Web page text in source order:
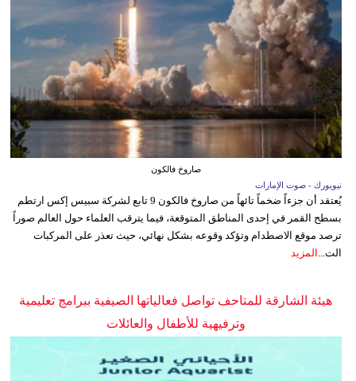
صاروخ فالكون
نيويورك - صوت الإمارات
يُعتقد أن جزءاً ضخماً تائهاً من صاروخ فالكون 9 تابع لشركة سبيس إكس ارتطم
بسطح القمر في إحدى المناطق المتوقعة، فيما يترقب العلماء حول العالم صوراً
ترصد موقع الاصطدام وتؤكد وقوعه بشكل نهائي، حيث تعذر على المركبات
الت...
المزيد
هيئة الشارقة للمتاحف تواصل فعالياتها الصيفية ببرامج تعليمية
وترفيهية للأطفال والعائلات